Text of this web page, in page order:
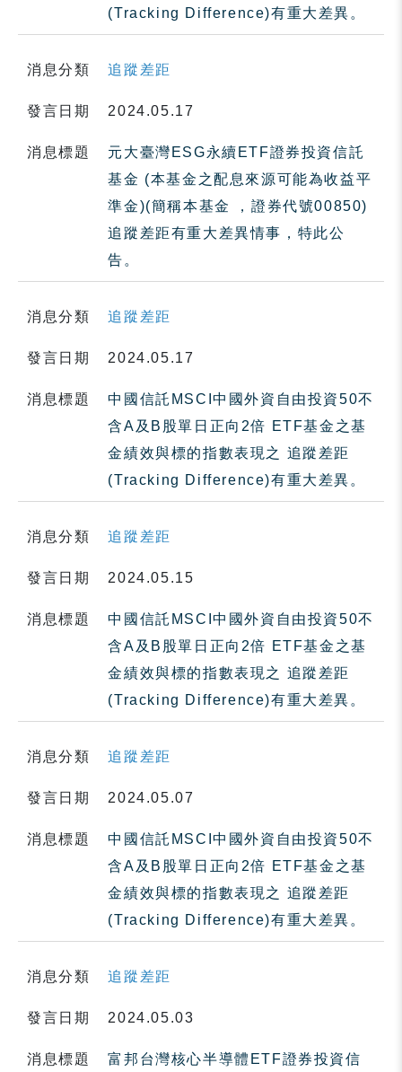
(Tracking Difference)有重大差異。
消息分類 追蹤差距
發言日期 2024.05.17
消息標題
元大臺灣ESG永續ETF證券投資信託
基金 (本基金之配息來源可能為收益平
準金)(簡稱本基金 ，證券代號00850)
追蹤差距有重大差異情事，特此公
告。
消息分類 追蹤差距
發言日期 2024.05.17
消息標題
中國信託MSCI中國外資自由投資50不
含A及B股單日正向2倍 ETF基金之基
金績效與標的指數表現之 追蹤差距
(Tracking Difference)有重大差異。
消息分類 追蹤差距
發言日期 2024.05.15
消息標題
中國信託MSCI中國外資自由投資50不
含A及B股單日正向2倍 ETF基金之基
金績效與標的指數表現之 追蹤差距
(Tracking Difference)有重大差異。
消息分類 追蹤差距
發言日期 2024.05.07
消息標題
中國信託MSCI中國外資自由投資50不
含A及B股單日正向2倍 ETF基金之基
金績效與標的指數表現之 追蹤差距
(Tracking Difference)有重大差異。
消息分類 追蹤差距
發言日期 2024.05.03
消息標題
富邦台灣核心半導體ETF證券投資信